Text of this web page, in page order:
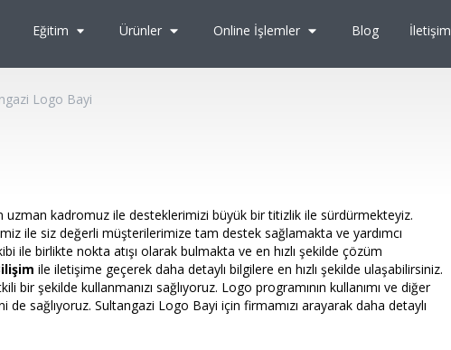
Eğitim Ürünler Online İşlemler Blog İletişim
Logo Bayi
uzman kadromuz ile desteklerimizi büyük bir titizlik ile sürdürmekteyiz.
ile siz değerli müşterilerimize tam destek sağlamakta ve yardımcı
ile birlikte nokta atışı olarak bulmakta ve en hızlı şekilde çözüm
ile iletişime geçerek daha detaylı bilgilere en hızlı şekilde ulaşabilirsiniz.
şekilde kullanmanızı sağlıyoruz. Logo programının kullanımı ve diğer
sağlıyoruz. Sultangazi Logo Bayi için firmamızı arayarak daha detaylı